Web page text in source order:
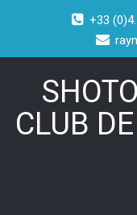
+33
CLUB